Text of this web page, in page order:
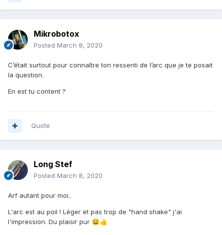
Mikrobotox
Posted March 8, 2020
C’était surtout pour connaître ton ressenti de l’arc que je te posait
la question.
En est tu content ?
Quote
Long Stef
Posted March 8, 2020
Arf autant pour moi..
L'arc est au poil ! Léger et pas trop de "hand shake" j'ai
l'impression. Du plaisir pur 😀👍